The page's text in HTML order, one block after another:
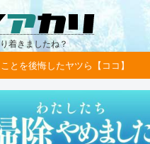
着きましたね？
とを後悔したヤツら【ココ】